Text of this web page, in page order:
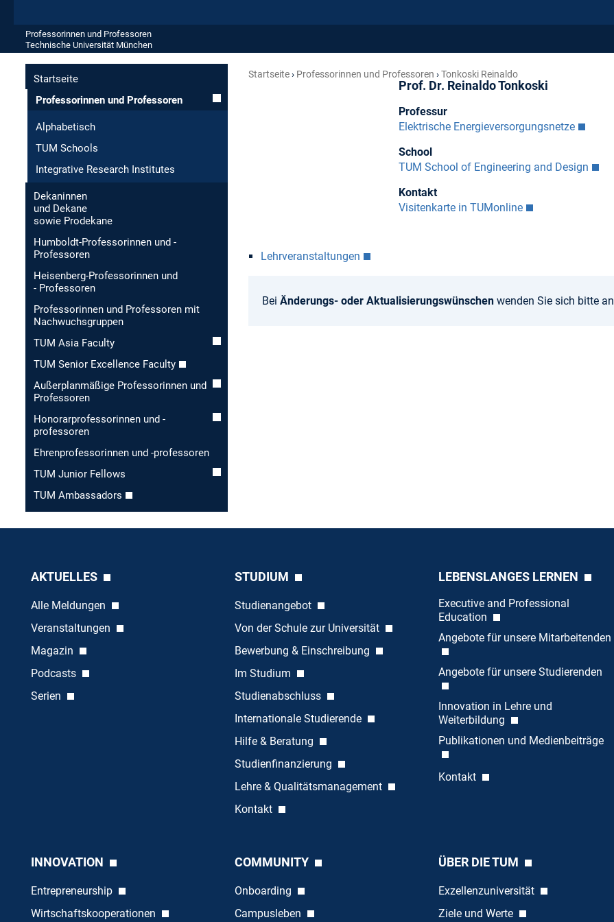
Professorinnen und Professoren
Technische Universität München
Startseite
Professorinnen und Professoren
Alphabetisch
TUM Schools
Integrative Research Institutes
Dekaninnen
und Dekane
sowie Prodekane
Humboldt-Professorinnen und -
Professoren
Heisenberg-Professorinnen und
- Professoren
Professorinnen und Professoren mit
Nachwuchsgruppen
TUM Asia Faculty
TUM Senior Excellence Faculty
Außerplanmäßige Professorinnen und
Professoren
Honorar­professorinnen und -
professoren
Ehren­professorinnen und -professoren
TUM Junior Fellows
TUM Ambassadors
Startseite Professorinnen und Professoren Tonkoski Reinaldo
Prof. Dr. Reinaldo Tonkoski
Professur
Elektrische Energieversorgungsnetze
School
TUM School of Engineering and Design
Kontakt
Visitenkarte in TUMonline
Lehrveranstaltungen
Bei Änderungs- oder Aktualisierungswünschen wenden Sie sich bitte an
AKTUELLES
Alle Meldungen
Veranstaltungen
Magazin
Podcasts
Serien
STUDIUM
Studienangebot
Von der Schule zur Universität
Bewerbung & Einschreibung
Im Studium
Studienabschluss
Internationale Studierende
Hilfe & Beratung
Studienfinanzierung
Lehre & Qualitätsmanagement
Kontakt
LEBENSLANGES LERNEN
Executive and Professional
Education
Angebote für unsere Mitarbeitenden
Angebote für unsere Studierenden
Innovation in Lehre und
Weiterbildung
Publikationen und Medienbeiträge
Kontakt
INNOVATION
Entrepreneurship
Wirtschaftskooperationen
COMMUNITY
Onboarding
Campusleben
ÜBER DIE TUM
Exzellenzuniversität
Ziele und Werte